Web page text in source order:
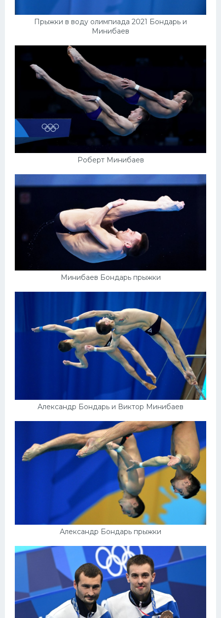
Прыжки в воду олимпиада 2021 Бондарь и
Минибаев
Роберт Минибаев
Минибаев Бондарь прыжки
Александр Бондарь и Виктор Минибаев
Александр Бондарь прыжки